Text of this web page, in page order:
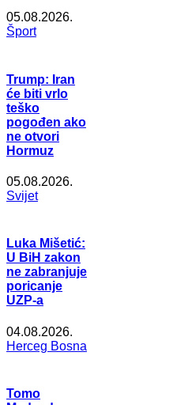
05.08.2026.
Šport
Trump: Iran
će biti vrlo
teško
pogođen ako
ne otvori
Hormuz
05.08.2026.
Svijet
Luka Mišetić:
U BiH zakon
ne zabranjuje
poricanje
UZP-a
04.08.2026.
Herceg Bosna
Tomo